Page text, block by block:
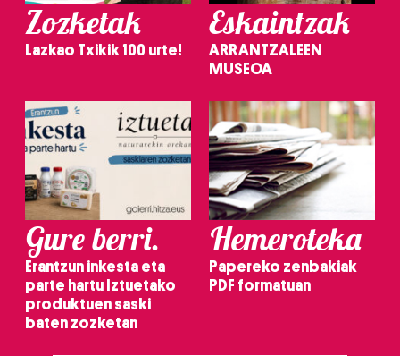
Zozketak
Lazkao Txikik 100 urte!
Eskaintzak
ARRANTZALEEN
MUSEOA
Gure berri.
Erantzun inkesta eta
parte hartu Iztuetako
produktuen saski
baten zozketan
Hemeroteka
Papereko zenbakiak
PDF formatuan